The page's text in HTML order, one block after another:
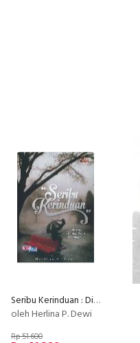
Seribu Kerinduan : Di sini aku duduk dan menunggu
oleh Herlina P. Dewi
Rp 51.600